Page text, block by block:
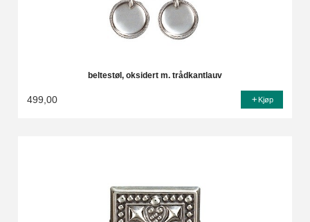
beltestøl, oksidert m. trådkantlauv
499,00 Kjøp